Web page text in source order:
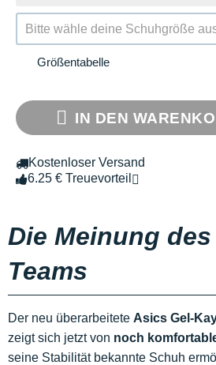
Bitte wähle deine Schuhgröße
Größentabelle
IN DEN
Kostenloser Versand
6.25 € Treuevorteil
Die Meinung
Teams
Der neu überarbeitete Asics Gel-
zeigt sich jetzt von noch
seine Stabilität bekannte Schuh